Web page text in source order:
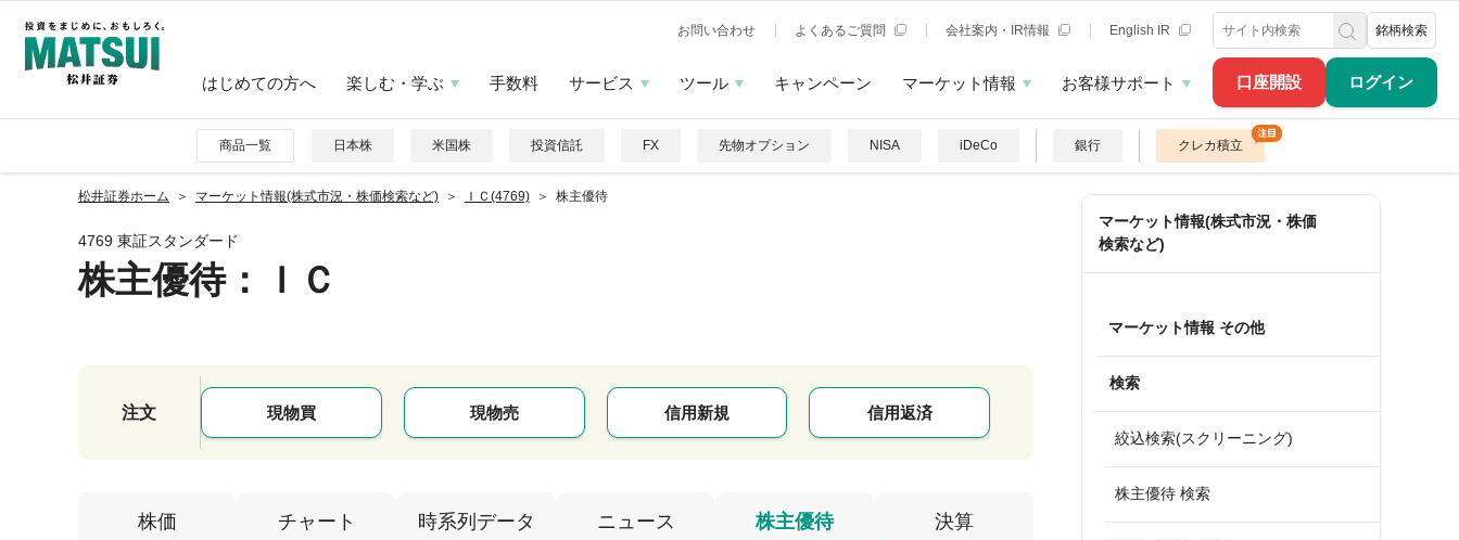
口座開設 ログイン
お問い合わせ よくあるご質問 会社案内・IR情報 English IR 銘柄検索
はじめての方へ 楽しむ・学ぶ 手数料 サービス ツール キャンペーン マーケット情報 お客様サポート
商品一覧 日本株 米国株 投資信託 FX 先物オプション NISA iDeCo 銀行 クレカ積立
松井証券ホーム マーケット情報(株式市況・株価検索など) ＩＣ(4769) 株主優待
4769 東証スタンダード
株主優待：ＩＣ
注文 現物買 現物売 信用新規 信用返済
株価 チャート 時系列データ ニュース 株主優待 決算
マーケット情報(株式市況・株価
検索など)
マーケット情報 その他
検索
絞込検索(スクリーニング)
株主優待 検索